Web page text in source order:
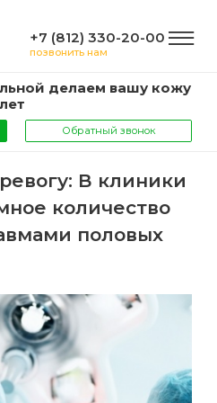
+7 (812) 330-20-00
позвонить нам
делаем вашу кожу
Обратный звонок
В клиники
количество
половых